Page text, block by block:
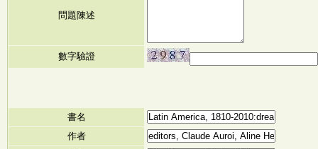
問題陳述
數字驗證
書名
作者